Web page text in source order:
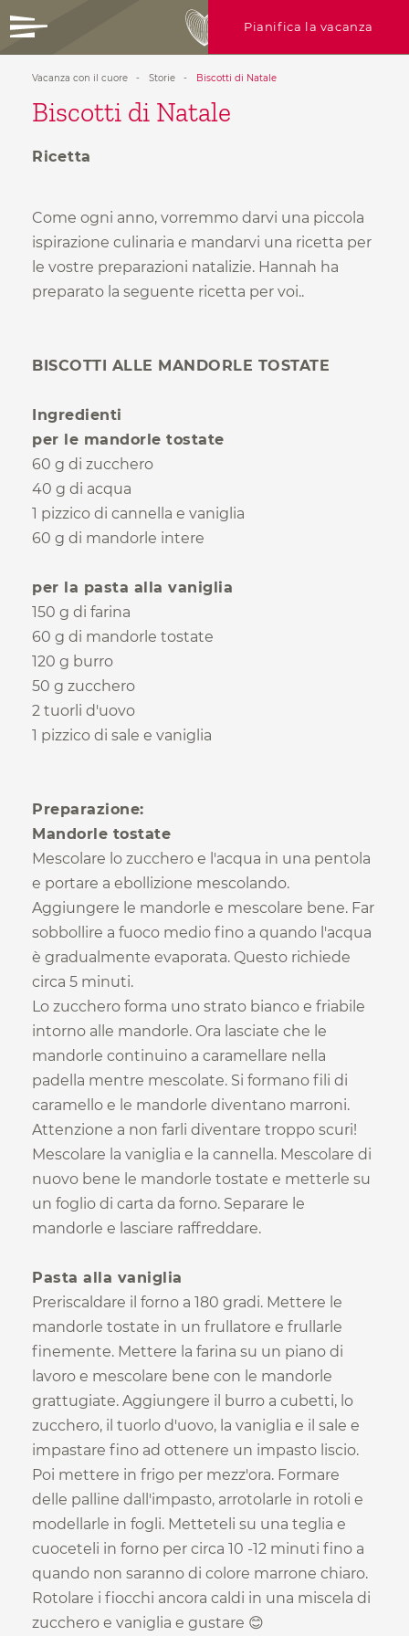
VACANZA
ROOFTOPSpa & more
17 MODIdi fare
vacanza
Pianifica la vacanza
+39 0472 756714
info@ratschingserhof.com
Se hai domande, chiamaci oppure
scrivici!
Richiedi ora
Offerte
Vacanze in sicurezza
Iscriviti ora!
Iscrizione alla newsletter
Vacanza con il cuore - Storie - Biscotti di Natale
Biscotti di Natale
Ricetta
Come ogni anno, vorremmo darvi una piccola
ispirazione culinaria e mandarvi una ricetta per
le vostre preparazioni natalizie. Hannah ha
preparato la seguente ricetta per voi..
BISCOTTI ALLE MANDORLE TOSTATE
Ingredienti
per le mandorle tostate
60 g di zucchero
40 g di acqua
1 pizzico di cannella e vaniglia
60 g di mandorle intere
per la pasta alla vaniglia
150 g di farina
60 g di mandorle tostate
120 g burro
50 g zucchero
2 tuorli d'uovo
1 pizzico di sale e vaniglia
Preparazione:
Mandorle tostate
Mescolare lo zucchero e l'acqua in una pentola
e portare a ebollizione mescolando.
Aggiungere le mandorle e mescolare bene. Far
sobbollire a fuoco medio fino a quando l'acqua
è gradualmente evaporata. Questo richiede
circa 5 minuti.
Lo zucchero forma uno strato bianco e friabile
intorno alle mandorle. Ora lasciate che le
mandorle continuino a caramellare nella
padella mentre mescolate. Si formano fili di
caramello e le mandorle diventano marroni.
Attenzione a non farli diventare troppo scuri!
Mescolare la vaniglia e la cannella. Mescolare di
nuovo bene le mandorle tostate e metterle su
un foglio di carta da forno. Separare le
mandorle e lasciare raffreddare.
Pasta alla vaniglia
Preriscaldare il forno a 180 gradi. Mettere le
mandorle tostate in un frullatore e frullarle
finemente. Mettere la farina su un piano di
lavoro e mescolare bene con le mandorle
grattugiate. Aggiungere il burro a cubetti, lo
zucchero, il tuorlo d'uovo, la vaniglia e il sale e
impastare fino ad ottenere un impasto liscio.
Poi mettere in frigo per mezz'ora. Formare
delle palline dall'impasto, arrotolarle in rotoli e
modellarle in fogli. Metteteli su una teglia e
cuoceteli in forno per circa 10 -12 minuti fino a
quando non saranno di colore marrone chiaro.
Rotolare i fiocchi ancora caldi in una miscela di
zucchero e vaniglia e gustare 😊